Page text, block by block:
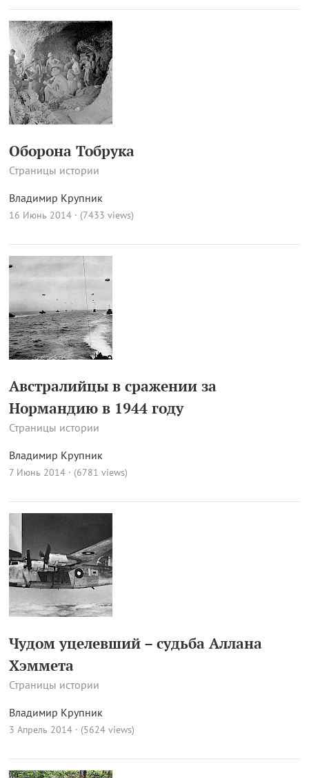
Оборона Тобрука
Страницы истории
Владимир Крупник
16 Июнь 2014 · (7433 views)
Австралийцы в сражении за
Нормандию в 1944 году
Страницы истории
Владимир Крупник
7 Июнь 2014 · (6781 views)
Чудом уцелевший – судьба Аллана
Хэммета
Страницы истории
Владимир Крупник
3 Апрель 2014 · (5624 views)